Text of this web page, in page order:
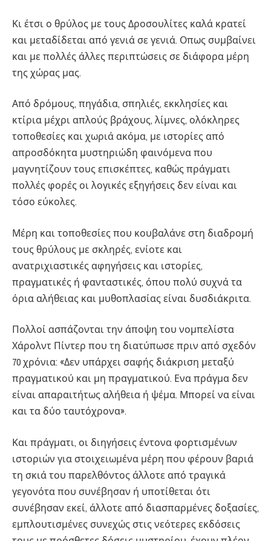
Κι έτσι ο θρύλος με τους Δροσουλίτες καλά κρατεί
και μεταδίδεται από γενιά σε γενιά. Οπως συμβαίνει
και με πολλές άλλες περιπτώσεις σε διάφορα μέρη
της χώρας μας.
Από δρόμους, πηγάδια, σπηλιές, εκκλησίες και
κτίρια μέχρι απλούς βράχους, λίμνες, ολόκληρες
τοποθεσίες και χωριά ακόμα, με ιστορίες από
απροσδόκητα μυστηριώδη φαινόμενα που
μαγνητίζουν τους επισκέπτες, καθώς πράγματι
πολλές φορές οι λογικές εξηγήσεις δεν είναι και
τόσο εύκολες.
Μέρη και τοποθεσίες που κουβαλάνε στη διαδρομή
τους θρύλους με σκληρές, ενίοτε και
ανατριχιαστικές αφηγήσεις και ιστορίες,
πραγματικές ή φανταστικές, όπου πολύ συχνά τα
όρια αλήθειας και μυθοπλασίας είναι δυσδιάκριτα.
Πολλοί ασπάζονται την άποψη του νομπελίστα
Χάρολντ Πίντερ που τη διατύπωσε πριν από σχεδόν
70 χρόνια: «Δεν υπάρχει σαφής διάκριση μεταξύ
πραγματικού και μη πραγματικού. Ενα πράγμα δεν
είναι απαραιτήτως αλήθεια ή ψέμα. Μπορεί να είναι
και τα δύο ταυτόχρονα».
Και πράγματι, οι διηγήσεις έντονα φορτισμένων
ιστοριών για στοιχειωμένα μέρη που φέρουν βαριά
τη σκιά του παρελθόντος άλλοτε από τραγικά
γεγονότα που συνέβησαν ή υποτίθεται ότι
συνέβησαν εκεί, άλλοτε από διασπαρμένες δοξασίες,
εμπλουτισμένες συνεχώς στις νεότερες εκδόσεις